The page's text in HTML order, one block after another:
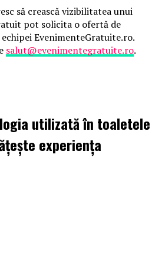
să crească vizibilitatea unui
pot solicita o ofertă de
EvenimenteGratuite.ro.
salut@evenimentegratuite.ro.
utilizată în toaletele
experiența